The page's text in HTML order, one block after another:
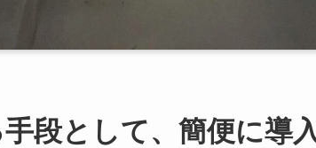
段として、簡便に導